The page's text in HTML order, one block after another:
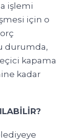
işlemi
için o
durumda,
kapama
kadar